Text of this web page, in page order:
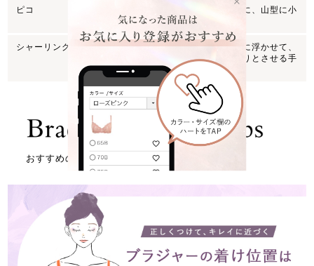
ピコ
ストラップやショーツなどのテープ端に、山型に小
さく施されたフリルのようなデザイン。
シャーリング
レースの柄と柄を繋ぐ糸を編みこまずに浮かせて、
カットすることで透け感や柄をすっきりとさせる手
法。
おすすめの記事はこちら